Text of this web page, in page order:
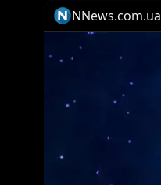
NNews.com.ua